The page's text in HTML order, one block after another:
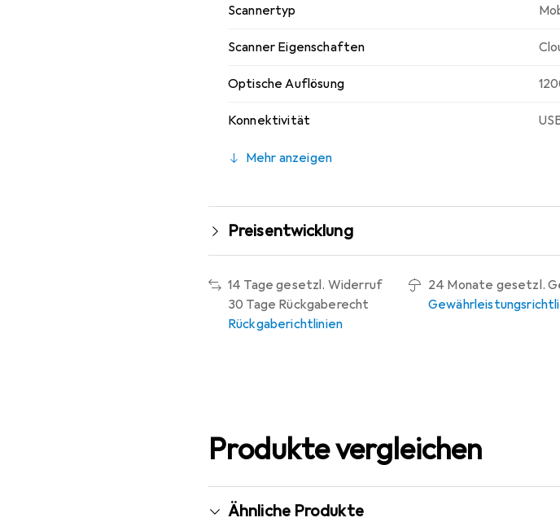
Scannertyp
Scanner Eigenschaften
Optische Auflösung
Konnektivität
Mehr anzeigen
Preisentwicklung
14 Tage gesetzl. Widerruf
30 Tage Rückgaberecht
Rückgaberichtlinien
24 Monate gesetzl.
Produkte vergleichen
Ähnliche Produkte